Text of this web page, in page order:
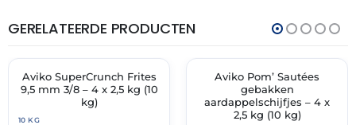
GERELATEERDE PRODUCTEN
✓ VAST ASSORTIMENT
THT:
16-
Aviko SuperCrunch Frites
9,5 mm 3/8 – 4 x 2,5 kg (10
kg)
10 KG
✓ VAST ASSORTIMENT
Aviko Pom’ Sautées
gebakken
aardappelschijfjes – 4 x
2,5 kg (10 kg)